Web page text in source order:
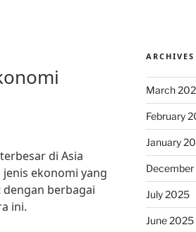
di Asia
ekonomi yang
berbagai
ini.
ARCHIVES
March
February
January
July 2025
June 2025